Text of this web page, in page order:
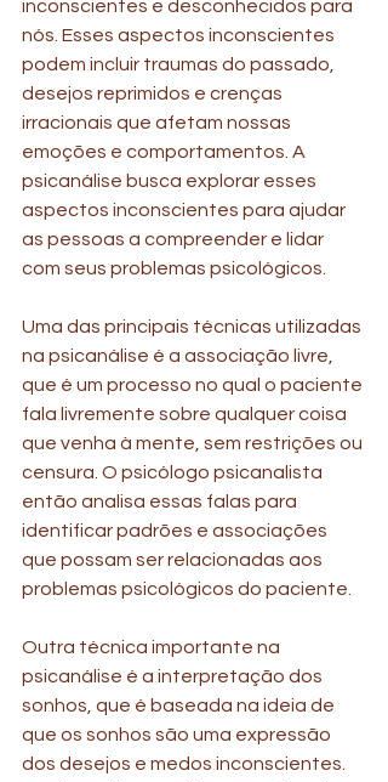
inconscientes e desconhecidos para
nós. Esses aspectos inconscientes
podem incluir traumas do passado,
desejos reprimidos e crenças
irracionais que afetam nossas
emoções e comportamentos. A
psicanálise busca explorar esses
aspectos inconscientes para ajudar
as pessoas a compreender e lidar
com seus problemas psicológicos.
Uma das principais técnicas utilizadas
na psicanálise é a associação livre,
que é um processo no qual o paciente
fala livremente sobre qualquer coisa
que venha à mente, sem restrições ou
censura. O psicólogo psicanalista
então analisa essas falas para
identificar padrões e associações
que possam ser relacionadas aos
problemas psicológicos do paciente.
Outra técnica importante na
psicanálise é a interpretação dos
sonhos, que é baseada na ideia de
que os sonhos são uma expressão
dos desejos e medos inconscientes.